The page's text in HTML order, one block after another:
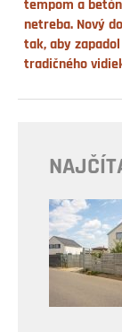
tempom a
netreba. Nový
tak, aby
tradičného